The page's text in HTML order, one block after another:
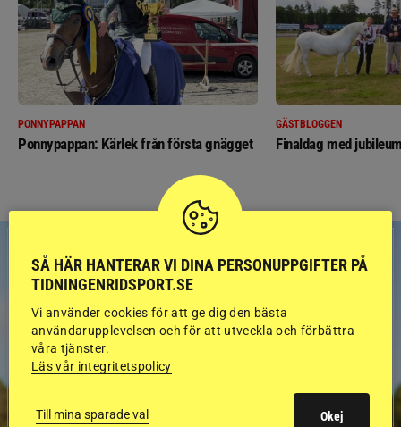
PONNYPAPPAN
Ponnypappan: Kärlek från första gnägget
GÄSTBLOGGEN
Finaldag med
SÅ HÄR HANTERAR VI DINA PERSONUPPGIFTER PÅ
TIDNINGENRIDSPORT.SE
Vi använder cookies för att ge dig den bästa
användarupplevelsen och för att utveckla och förbättra
våra tjänster.
Läs vår integritetspolicy
Till mina sparade val Okej